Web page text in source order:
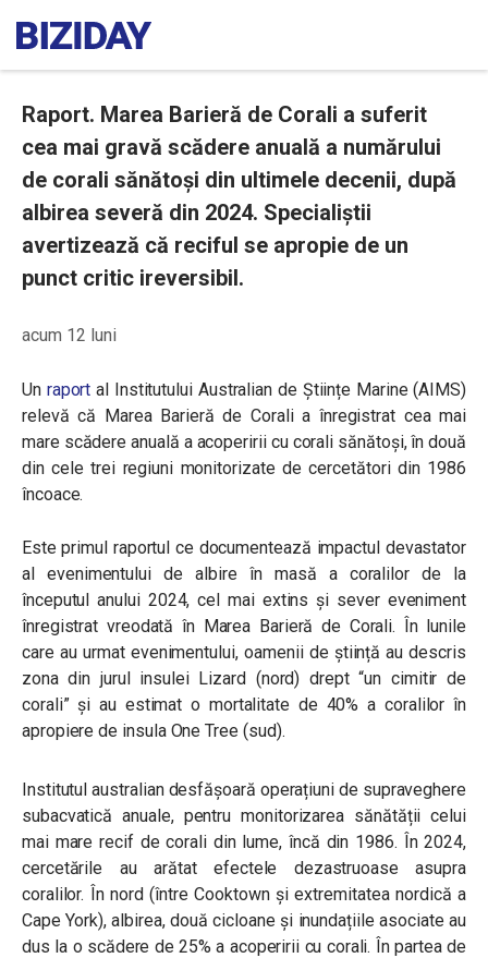
Raport. Marea Barieră de Corali a suferit
cea mai gravă scădere anuală a numărului
de corali sănătoși din ultimele decenii, după
albirea severă din 2024. Specialiștii
avertizează că reciful se apropie de un
punct critic ireversibil.
acum 12 luni
Un raport al Institutului Australian de Științe Marine (AIMS)
relevă că Marea Barieră de Corali a înregistrat cea mai
mare scădere anuală a acoperirii cu corali sănătoși, în două
din cele trei regiuni monitorizate de cercetători din 1986
încoace.
Este primul raportul ce documentează impactul devastator
al evenimentului de albire în masă a coralilor de la
începutul anului 2024, cel mai extins și sever eveniment
înregistrat vreodată în Marea Barieră de Corali. În lunile
care au urmat evenimentului, oamenii de știință au descris
zona din jurul insulei Lizard (nord) drept “un cimitir de
corali” și au estimat o mortalitate de 40% a coralilor în
apropiere de insula One Tree (sud).
Institutul australian desfășoară operațiuni de supraveghere
subacvatică anuale, pentru monitorizarea sănătății celui
mai mare recif de corali din lume, încă din 1986. În 2024,
cercetările au arătat efectele dezastruoase asupra
coralilor. În nord (între Cooktown și extremitatea nordică a
Cape York), albirea, două cicloane și inundațiile asociate au
dus la o scădere de 25% a acoperirii cu corali. În partea de